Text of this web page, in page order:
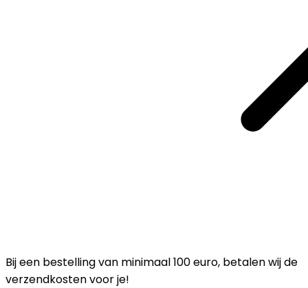
Bij een bestelling van minimaal 100 euro, betalen wij de
verzendkosten voor je!